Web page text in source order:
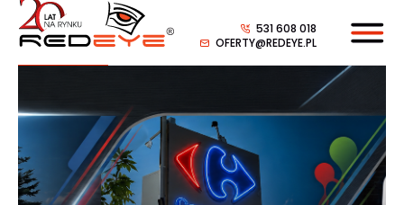
531 608 018
OFERTY@REDEYE.PL